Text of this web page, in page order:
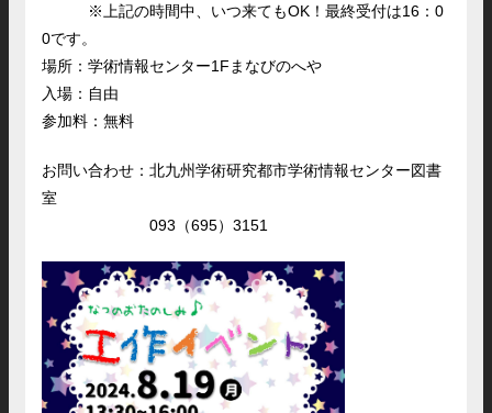
※上記の時間中、いつ来てもOK！最終受付は16：0
0です。
場所：学術情報センター1Fまなびのへや
入場：自由
参加料：無料
お問い合わせ：北九州学術研究都市学術情報センター図書
室
093（695）3151